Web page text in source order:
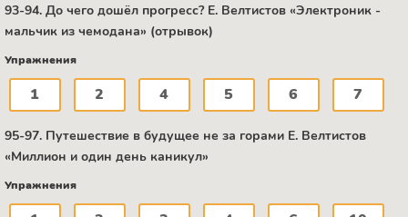
93-94. До чего дошёл прогресс? Е. Велтистов «Электроник -
мальчик из чемодана» (отрывок)
Упражнения
1 2 4 5 6 7
95-97. Путешествие в будущее не за горами Е. Велтистов
«Миллион и один день каникул»
Упражнения